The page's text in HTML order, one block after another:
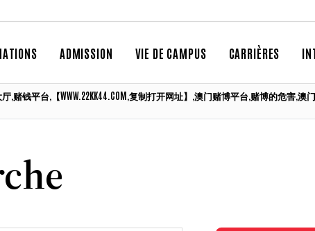
ADMISSION VIE DE CAMPUS CARRIÈRES
大厅,赌钱平台,【WWW.22KK44.COM,复制打开网址】,澳门赌博平台,赌博的危